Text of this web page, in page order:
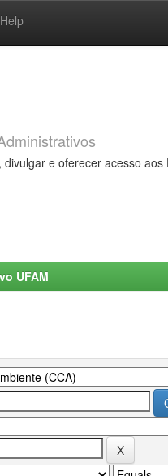
Help
e oferecer acesso
UFAM